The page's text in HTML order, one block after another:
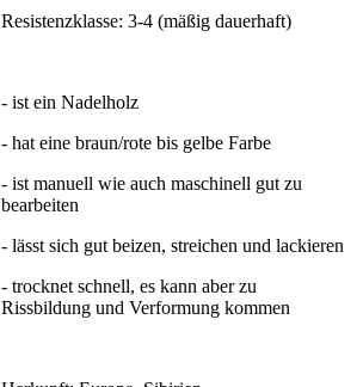
Resistenzklasse: 3-4 (mäßig dauerhaft)
- ist ein Nadelholz
- hat eine braun/rote bis gelbe Farbe
- ist manuell wie auch maschinell gut zu
bearbeiten
- lässt sich gut beizen, streichen und lackieren
- trocknet schnell, es kann aber zu
Rissbildung und Verformung kommen